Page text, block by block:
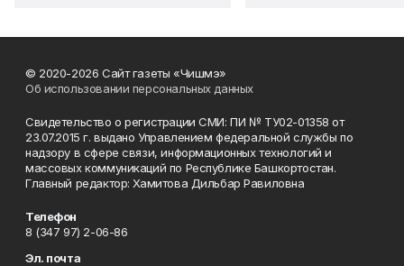
© 2020-2026 Сайт газеты «Чишмэ»
Об использовании персональных данных
Свидетельство о регистрации СМИ: ПИ № ТУ02-01358 от
23.07.2015 г. выдано Управлением федеральной службы по
надзору в сфере связи, информационных технологий и
массовых коммуникаций по Республике Башкортостан.
Главный редактор: Хамитова Дильбар Равиловна
Телефон
8 (347 97) 2-06-86
Эл. почта